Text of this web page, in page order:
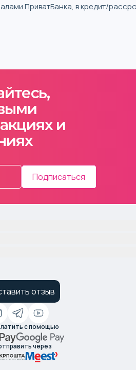
ПриватБанка, в кредит/
и
Подписаться
отзыв
с помощью
через